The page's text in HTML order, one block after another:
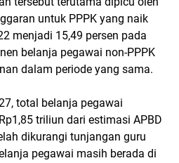
untuk PPPK yang naik
menjadi 15,49 persen pada
belanja pegawai non-PPPK
dalam periode yang sama.
total belanja pegawai
triliun dari estimasi APBD
dikurangi tunjangan guru
pegawai masih berada di